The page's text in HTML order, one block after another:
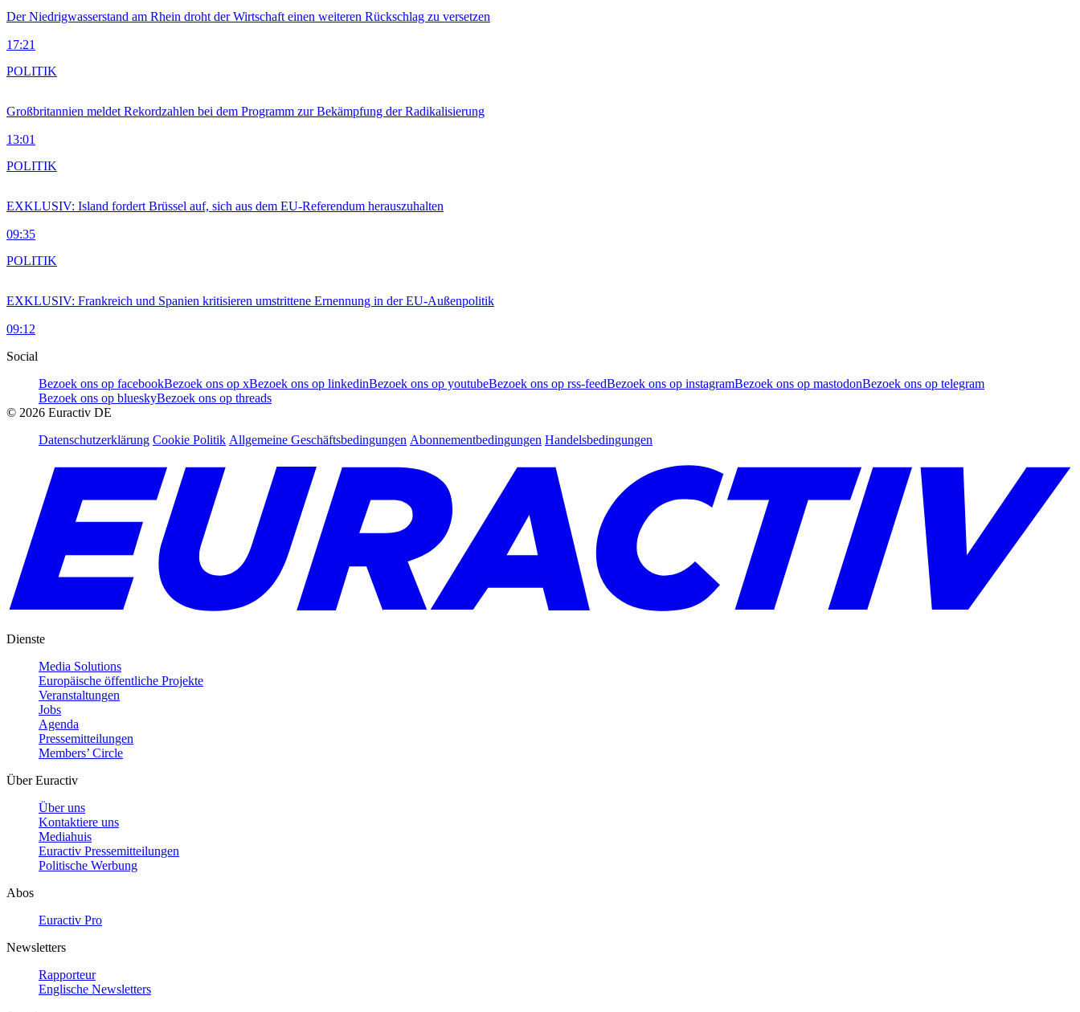
Der Niedrigwasserstand am Rhein droht der Wirtschaft einen weiteren Rückschlag zu versetzen
17:21
Großbritannien meldet Rekordzahlen bei dem Programm zur Bekämpfung der Radikalisierung
13:01
POLITIK
EXKLUSIV: Island fordert Brüssel auf, sich aus dem EU-Referendum herauszuhalten
09:35
POLITIK
EXKLUSIV: Frankreich und Spanien kritisieren umstrittene Ernennung in der EU-Außenpolitik
09:12
POLITIK
Social
Bezoek ons op facebookBezoek ons op xBezoek ons op linkedinBezoek ons op youtubeBezoek ons op rss-feedBezoek ons op instagramBezoek ons op mastodonBezoek ons op telegram
Bezoek ons op blueskyBezoek ons op threads
© 2026 Euractiv DE
Datenschutzerklärung Cookie Politik Allgemeine Geschäftsbedingungen Abonnementbedingungen Handelsbedingungen
Dienste
Media Solutions
Europäische öffentliche Projekte
Veranstaltungen
Jobs
Agenda
Pressemitteilungen
Members’ Circle
Über Euractiv
Über uns
Kontaktiere uns
Mediahuis
Euractiv Pressemitteilungen
Politische Werbung
Abos
Euractiv Pro
Newsletters
Rapporteur
Englische Newsletters